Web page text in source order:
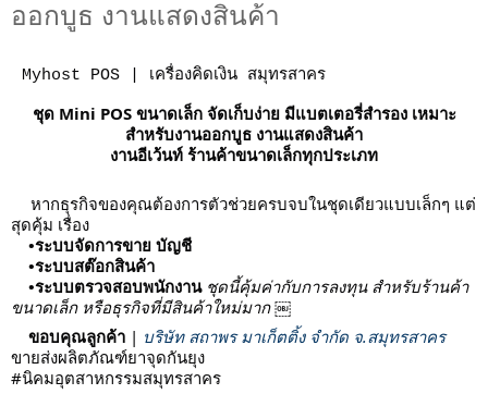
ออกบูธ งานแสดงสินค้า
Myhost POS | เครื่องคิดเงิน สมุทรสาคร
ชุด Mini POS ขนาดเล็ก จัดเก็บง่าย มีแบตเตอรี่สำรอง เหมาะ
สำหรับงานออกบูธ งานแสดงสินค้า
งานอีเว้นท์ ร้านค้าขนาดเล็กทุกประเภท
หากธุรกิจของคุณต้องการตัวช่วยครบจบในชุดเดียวแบบเล็กๆ แต่
สุดคุ้ม เรื่อง
•ระบบจัดการขาย บัญชี
•ระบบสต๊อกสินค้า
•ระบบตรวจสอบพนักงาน ชุดนี้คุ้มค่ากับการลงทุน สำหรับร้านค้า
ขนาดเล็ก หรือธุรกิจที่มีสินค้าใหม่มาก￼
ขอบคุณลูกค้า | บริษัท สถาพร มาเก็ตติ้ง จำกัด จ.สมุทรสาคร
ขายส่งผลิตภัณฑ์ยาจุดกันยุง
#นิคมอุตสาหกรรมสมุทรสาคร